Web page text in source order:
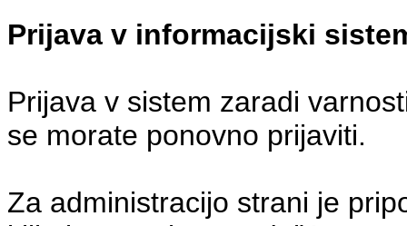
Prijava v informacijski
Prijava v sistem zaradi
se morate ponovno prijaviti.
Za administracijo strani je